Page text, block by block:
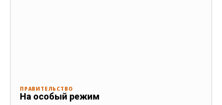
ПРАВИТЕЛЬСТВО
На особый режим